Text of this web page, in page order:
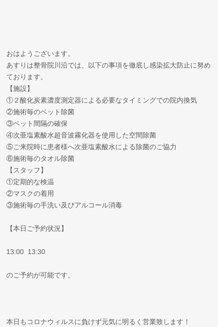
おはようございます。
あすりは整骨院川沿では、以下の事項を徹底し感染拡大防止に努め
ております。
【施設】
①２酸化炭素濃度測定器による必要なタイミングでの院内換気
②施術毎のベット除菌
③ベット間隔の確保
④次亜塩素酸水超音波霧化器を使用した空間除菌
⑤ご来院時に患者様へ次亜塩素酸水による除菌のご協力
⑥施術毎のタオル除菌
【スタッフ】
①定期的な検温
②マスクの着用
③施術毎の手洗い及びアルコール消毒
【本日ご予約状況】
13:00 13:30
のご予約が可能です。
本日もコロナウィルスに負けず元気に明るく営業致します！